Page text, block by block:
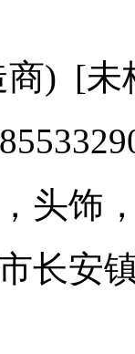
商) [未
头饰
长安